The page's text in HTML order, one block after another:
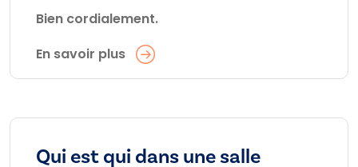
Bien cordialement.
En savoir plus
Qui est qui dans une salle